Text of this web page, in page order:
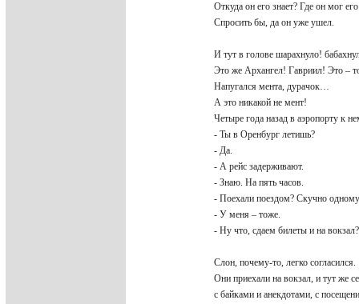
Откуда он его знает? Где он мог
Спросить бы, да он уже ушел.
И тут в голове шарахнуло!
Это же Архангел! Гавриил! Это –
Напугался мента, дурачок…
А это никакой не мент!
Четыре года назад в аэропорту к
- Ты в Оренбург летишь?
- Да.
- А рейс задерживают.
- Знаю. На пять часов.
- Поехали поездом? Скучно
- У меня – тоже.
- Ну что, сдаем билеты и на
Слон, почему-то, легко согласился.
Они приехали на вокзал, и тут же
с байками и анекдотами, с